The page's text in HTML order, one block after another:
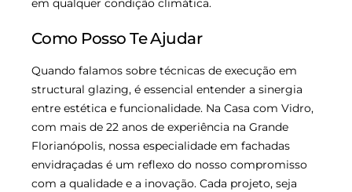
em qualquer condição climática.
Como Posso Te Ajudar
Quando falamos sobre técnicas de execução em
structural glazing, é essencial entender a sinergia
entre estética e funcionalidade. Na Casa com Vidro,
com mais de 22 anos de experiência na Grande
Florianópolis, nossa especialidade em fachadas
envidraçadas é um reflexo do nosso compromisso
com a qualidade e a inovação. Cada projeto, seja